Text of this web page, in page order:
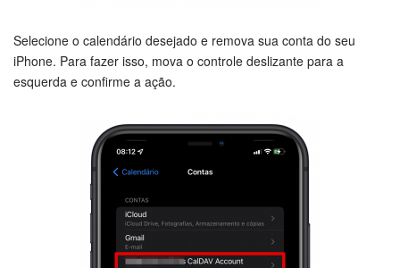
Selecione o calendário desejado e remova sua conta do seu
iPhone. Para fazer isso, mova o controle deslizante para a
esquerda e confirme a ação.